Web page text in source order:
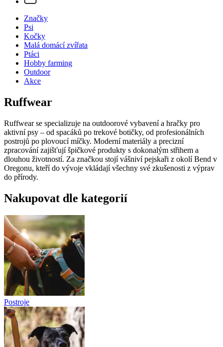
Značky
Psi
Kočky
Malá domácí zvířata
Ptáci
Hobby farming
Outdoor
Akce
Ruffwear
Ruffwear se specializuje na outdoorové vybavení a hračky pro
aktivní psy – od spacáků po trekové botičky, od profesionálních
postrojů po plovoucí míčky. Moderní materiály a precizní
zpracování zajišťují špičkové produkty s dokonalým střihem a
dlouhou životností. Za značkou stojí vášniví pejskaři z okolí Bend v
Oregonu, kteří do vývoje vkládají všechny své zkušenosti z výprav
do přírody.
Nakupovat dle kategorií
Postroje